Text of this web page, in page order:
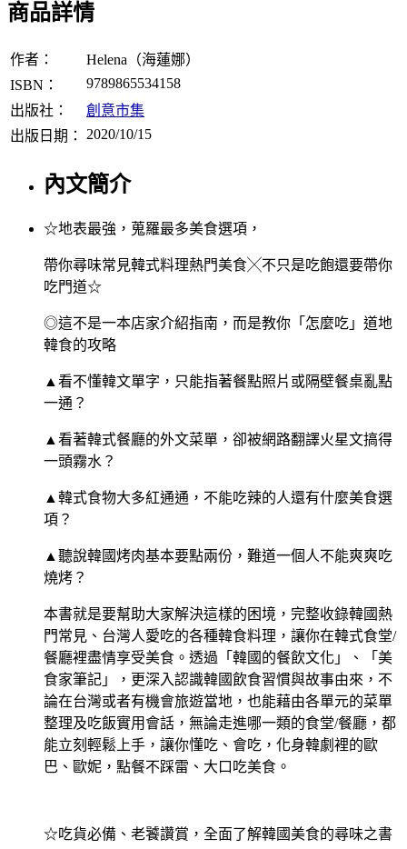
商品詳情
作者：
Helena（海蓮娜）
ISBN：
9789865534158
出版社：
創意市集
出版日期：
2020/10/15
內文簡介
☆地表最強，蒐羅最多美食選項，
帶你尋味常見韓式料理熱門美食╳不只是吃飽還要帶你
吃門道☆
◎這不是一本店家介紹指南，而是教你「怎麼吃」道地
韓食的攻略
▲看不懂韓文單字，只能指著餐點照片或隔壁餐桌亂點
一通？
▲看著韓式餐廳的外文菜單，卻被網路翻譯火星文搞得
一頭霧水？
▲韓式食物大多紅通通，不能吃辣的人還有什麼美食選
項？
▲聽說韓國烤肉基本要點兩份，難道一個人不能爽爽吃
燒烤？
本書就是要幫助大家解決這樣的困境，完整收錄韓國熱
門常見、台灣人愛吃的各種韓食料理，讓你在韓式食堂/
餐廳裡盡情享受美食。透過「韓國的餐飲文化」、「美
食家筆記」，更深入認識韓國飲食習慣與故事由來，不
論在台灣或者有機會旅遊當地，也能藉由各單元的菜單
整理及吃飯實用會話，無論走進哪一類的食堂/餐廳，都
能立刻輕鬆上手，讓你懂吃、會吃，化身韓劇裡的歐
巴、歐妮，點餐不踩雷、大口吃美食。
☆吃貨必備、老饕讚賞，全面了解韓國美食的尋味之書